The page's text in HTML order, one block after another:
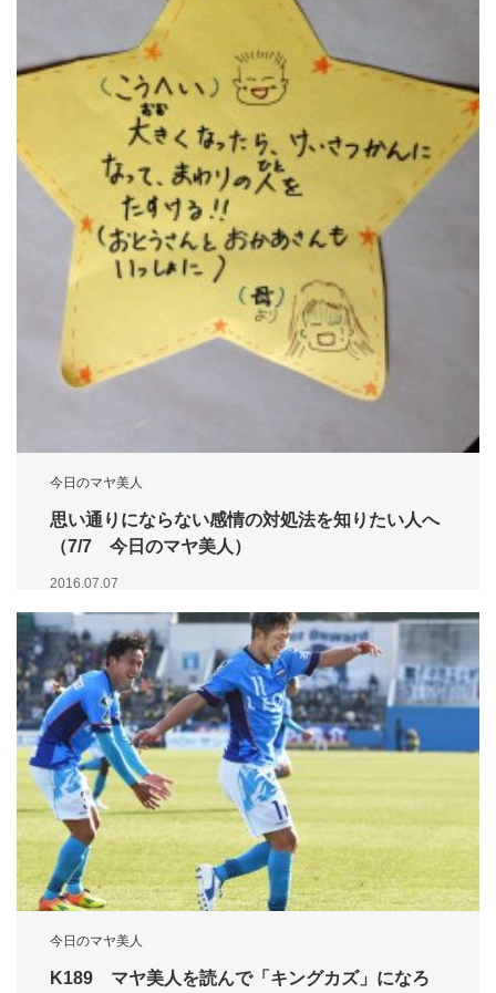
今日のマヤ美人
思い通りにならない感情の対処法を知りたい人へ
（7/7 今日のマヤ美人）
2016.07.07
今日のマヤ美人
K189 マヤ美人を読んで「キングカズ」になろ